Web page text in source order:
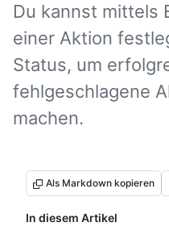
Du kannst mittels
einer Aktion
Status, um
fehlgeschlagene
machen.
Als Markdown kopieren
In diesem Artikel